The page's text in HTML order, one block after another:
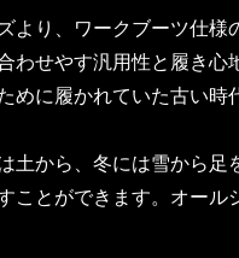
より、ワークブーツ仕様
せやす汎用性と履き心
めに履かれていた古い
土から、冬には雪から
ことができます。オー